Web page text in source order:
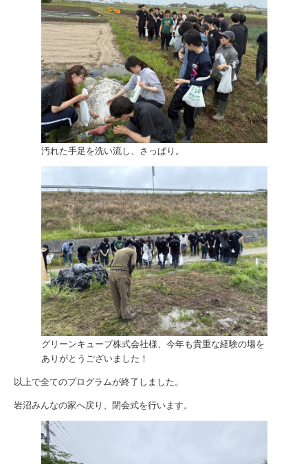
汚れた手足を洗い流し、さっぱり。
グリーンキューブ株式会社様、今年も貴重な経験の場を
ありがとうございました！
以上で全てのプログラムが終了しました。
岩沼みんなの家へ戻り、閉会式を行います。